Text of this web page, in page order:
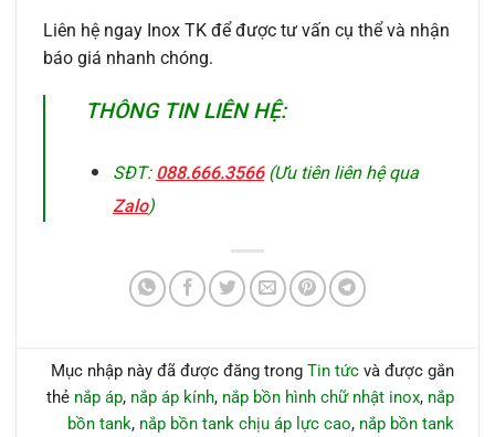
Liên hệ ngay Inox TK để được tư vấn cụ thể và nhận
báo giá nhanh chóng.
THÔNG TIN LIÊN HỆ:
SĐT: 088.666.3566(Ưu tiên liên hệ qua
Zalo)
Mục nhập này đã được đăng trong Tin tứcvà được gắn
thẻ nắp áp, nắp áp kính, nắp bồn hình chữ nhật inox, nắp
bồn tank, nắp bồn tank chịu áp lực cao, nắp bồn tank